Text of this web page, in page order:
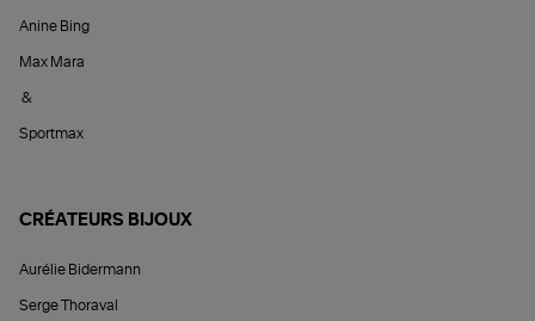
Anine Bing
Max Mara
&
Sportmax
CRÉATEURS BIJOUX
Aurélie Bidermann
Serge Thoraval